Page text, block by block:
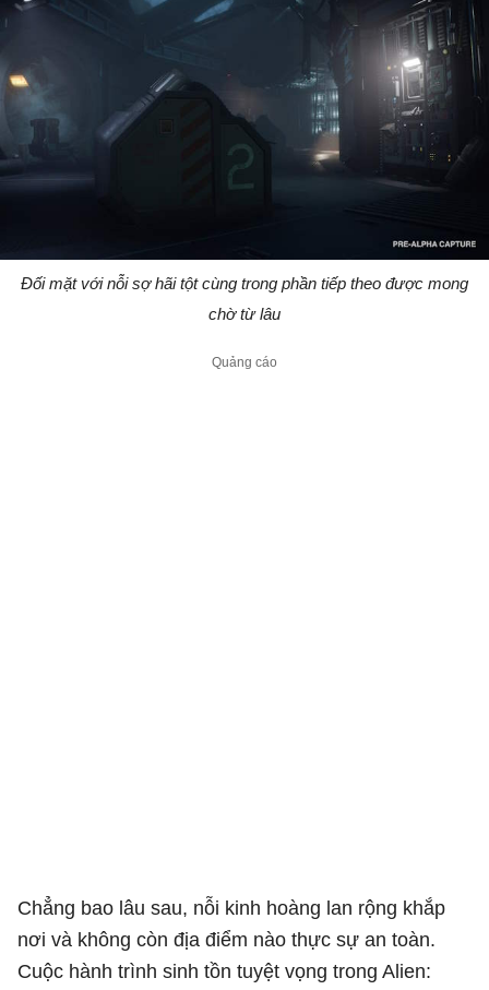
Đối mặt với nỗi sợ hãi tột cùng trong phần tiếp theo được mong
chờ từ lâu
Chẳng bao lâu sau, nỗi kinh hoàng lan rộng khắp
nơi và không còn địa điểm nào thực sự an toàn.
Cuộc hành trình sinh tồn tuyệt vọng trong Alien: